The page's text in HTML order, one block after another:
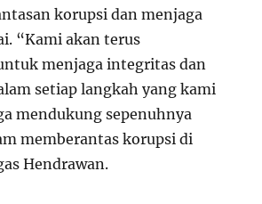
korupsi dan menjaga
“Kami akan terus
menjaga integritas dan
setiap langkah yang kami
mendukung sepenuhnya
memberantas korupsi di
Hendrawan.